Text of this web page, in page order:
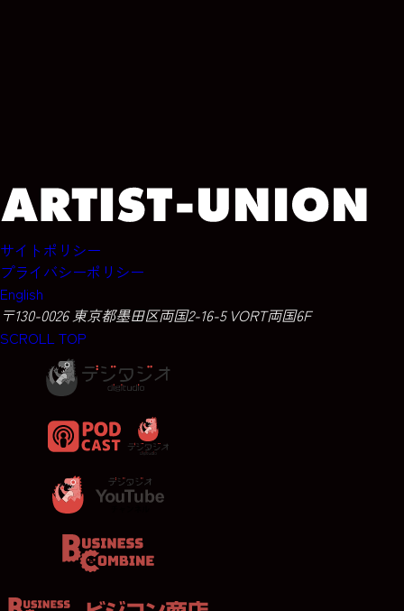
サイトポリシー
プライバシーポリシー
English
〒130-0026 東京都墨田区両国2-16-5 VORT両国6F
SCROLL TOP